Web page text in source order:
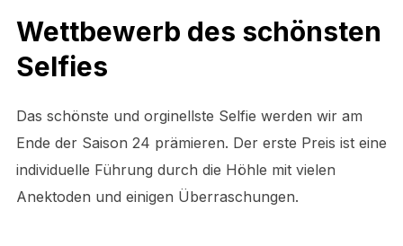
Wettbewerb des schönsten
Selfies
Das schönste und orginellste Selfie werden wir am
Ende der Saison 24 prämieren. Der erste Preis ist eine
individuelle Führung durch die Höhle mit vielen
Anektoden und einigen Überraschungen.